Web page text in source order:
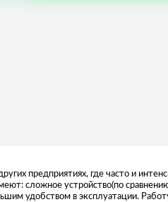
предприятиях, где часто и
сложное устройство(по
удобством в эксплуатации.